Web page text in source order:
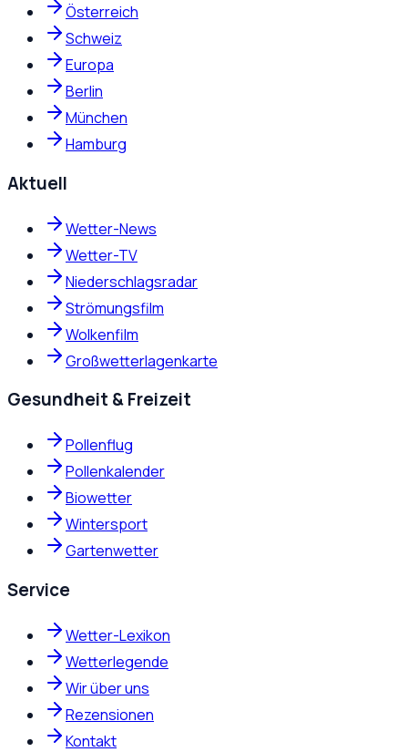
Österreich
Schweiz
Europa
Berlin
München
Hamburg
Aktuell
Wetter-News
Wetter-TV
Niederschlagsradar
Strömungsfilm
Wolkenfilm
Großwetterlagenkarte
Gesundheit & Freizeit
Pollenflug
Pollenkalender
Biowetter
Wintersport
Gartenwetter
Service
Wetter-Lexikon
Wetterlegende
Wir über uns
Rezensionen
Kontakt